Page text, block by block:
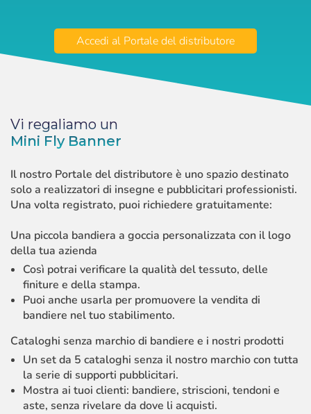
Accedi al Portale del distributore
Vi regaliamo un
Mini Fly Banner
Il nostro Portale del distributore è uno spazio destinato
solo a realizzatori di insegne e pubblicitari professionisti.
Una volta registrato, puoi richiedere gratuitamente:
Una piccola bandiera a goccia personalizzata con il logo
della tua azienda
Così potrai verificare la qualità del tessuto, delle
finiture e della stampa.
Puoi anche usarla per promuovere la vendita di
bandiere nel tuo stabilimento.
Cataloghi senza marchio di bandiere e i nostri prodotti
Un set da 5 cataloghi senza il nostro marchio con tutta
la serie di supporti pubblicitari.
Mostra ai tuoi clienti: bandiere, striscioni, tendoni e
aste, senza rivelare da dove li acquisti.